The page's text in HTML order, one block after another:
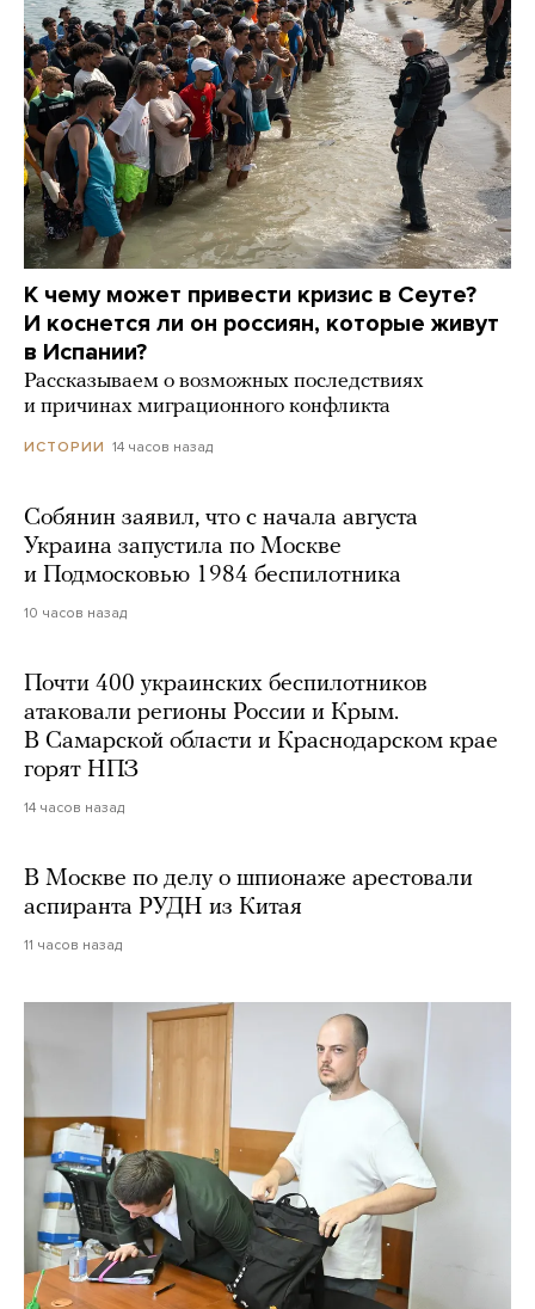
К чему может привести кризис в Сеуте?
И коснется ли он россиян, которые живут
в Испании?
Рассказываем о возможных последствиях
и причинах миграционного конфликта
ИСТОРИИ 14 часов назад
Собянин заявил, что с начала августа
Украина запустила по Москве
и Подмосковью 1984 беспилотника
10 часов назад
Почти 400 украинских беспилотников
атаковали регионы России и Крым.
В Самарской области и Краснодарском крае
горят НПЗ
14 часов назад
В Москве по делу о шпионаже арестовали
аспиранта РУДН из Китая
11 часов назад